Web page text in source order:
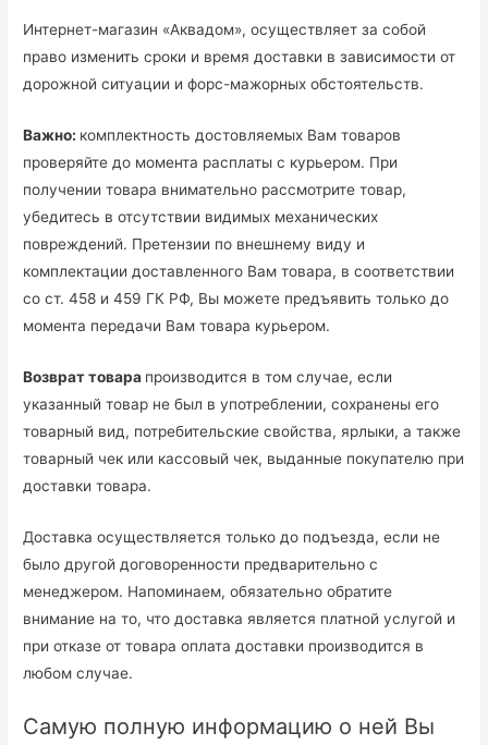
Интернет-магазин «Аквадом», осуществляет за собой
право изменить сроки и время доставки в зависимости от
дорожной ситуации и форс-мажорных обстоятельств.
Важно: комплектность достовляемых Вам товаров
проверяйте до момента расплаты с курьером. При
получении товара внимательно рассмотрите товар,
убедитесь в отсутствии видимых механических
повреждений. Претензии по внешнему виду и
комплектации доставленного Вам товара, в соответствии
со ст. 458 и 459 ГК РФ, Вы можете предъявить только до
момента передачи Вам товара курьером.
Возврат товара производится в том случае, если
указанный товар не был в употреблении, сохранены его
товарный вид, потребительские свойства, ярлыки, а также
товарный чек или кассовый чек, выданные покупателю при
доставки товара.
Доставка осуществляется только до подъезда, если не
было другой договоренности предварительно с
менеджером. Напоминаем, обязательно обратите
внимание на то, что доставка является платной услугой и
при отказе от товара оплата доставки производится в
любом случае.
Самую полную информацию о ней Вы